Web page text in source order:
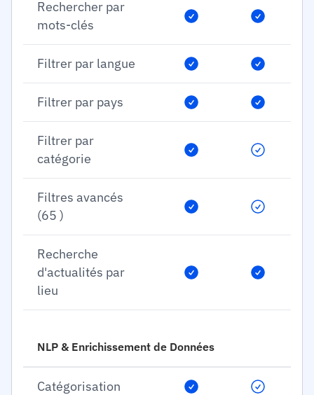
Rechercher par
mots-clés
Filtrer par langue
Filtrer par pays
Filtrer par
catégorie
Filtres avancés
(65 )
Recherche
d'actualités par
lieu
NLP & Enrichissement de Données
Catégorisation